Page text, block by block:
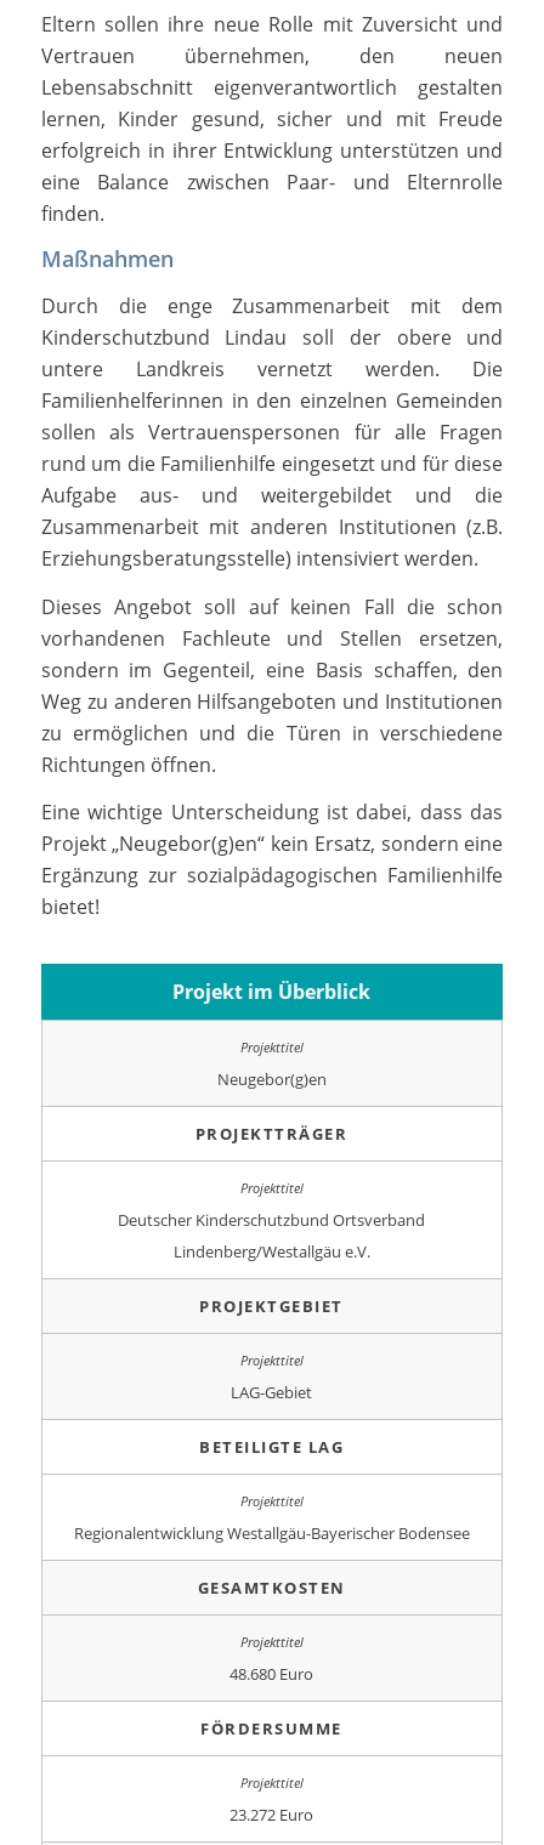
Eltern sollen ihre neue Rolle mit Zuversicht und
Vertrauen übernehmen, den neuen
Lebensabschnitt eigenverantwortlich gestalten
lernen, Kinder gesund, sicher und mit Freude
erfolgreich in ihrer Entwicklung unterstützen und
eine Balance zwischen Paar- und Elternrolle
finden.
Maßnahmen
Durch die enge Zusammenarbeit mit dem
Kinderschutzbund Lindau soll der obere und
untere Landkreis vernetzt werden. Die
Familienhelferinnen in den einzelnen Gemeinden
sollen als Vertrauenspersonen für alle Fragen
rund um die Familienhilfe eingesetzt und für diese
Aufgabe aus- und weitergebildet und die
Zusammenarbeit mit anderen Institutionen (z.B.
Erziehungsberatungsstelle) intensiviert werden.
Dieses Angebot soll auf keinen Fall die schon
vorhandenen Fachleute und Stellen ersetzen,
sondern im Gegenteil, eine Basis schaffen, den
Weg zu anderen Hilfsangeboten und Institutionen
zu ermöglichen und die Türen in verschiedene
Richtungen öffnen.
Eine wichtige Unterscheidung ist dabei, dass das
Projekt „Neugebor(g)en“ kein Ersatz, sondern eine
Ergänzung zur sozialpädagogischen Familienhilfe
bietet!
Projekt im Überblick
Neugebor(g)en
PROJEKTTRÄGER
Deutscher Kinderschutzbund Ortsverband
Lindenberg/Westallgäu e.V.
PROJEKTGEBIET
LAG-Gebiet
BETEILIGTE LAG
Regionalentwicklung Westallgäu-Bayerischer Bodensee
GESAMTKOSTEN
48.680 Euro
FÖRDERSUMME
23.272 Euro